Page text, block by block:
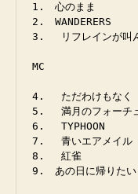
1.　心のまま
2.　WANDERERS
3. 　リフレインが叫
MC
4. 　ただわけもなく
5. 　満月のフォーチ
6. 　TYPHOON
7. 　青いエアメイル
8. 　紅雀
9.　あの日に帰りたい